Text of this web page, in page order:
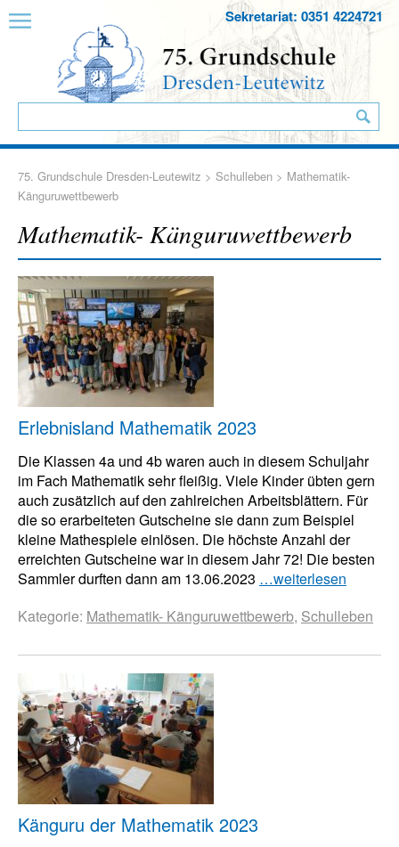
Sekretariat: 0351 4224721
75. Grundschule Dresden-Leutewitz > Schulleben > Mathematik-
Känguruwettbewerb
Mathematik- Känguruwettbewerb
Erlebnisland Mathematik 2023
Die Klassen 4a und 4b waren auch in diesem Schuljahr
im Fach Mathematik sehr fleißig. Viele Kinder übten gern
auch zusätzlich auf den zahlreichen Arbeitsblättern. Für
die so erarbeiteten Gutscheine sie dann zum Beispiel
kleine Mathespiele einlösen. Die höchste Anzahl der
erreichten Gutscheine war in diesem Jahr 72! Die besten
Sammler durften dann am 13.06.2023 …weiterlesen
Kategorie: Mathematik- Känguruwettbewerb, Schulleben
Känguru der Mathematik 2023